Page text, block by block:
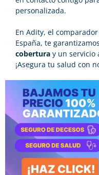
personalizada.
En Adity, el
España, te
cobertura y un servicio
¡Asegura tu salud con